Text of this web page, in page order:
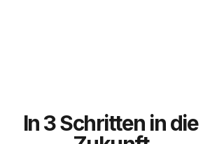
In 3 Schritten in die